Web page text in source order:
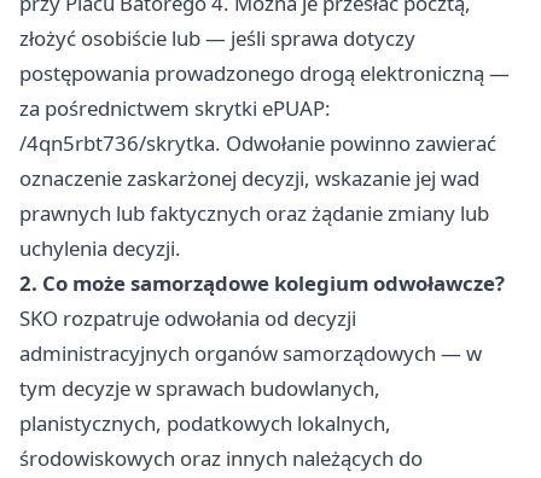
złożyć osobiście lub — jeśli sprawa dotyczy
postępowania prowadzonego drogą elektroniczną —
za pośrednictwem skrytki ePUAP:
/4qn5rbt736/skrytka. Odwołanie powinno zawierać
oznaczenie zaskarżonej decyzji, wskazanie jej wad
prawnych lub faktycznych oraz żądanie zmiany lub
uchylenia decyzji.
2. Co może samorządowe kolegium odwoławcze?
SKO rozpatruje odwołania od decyzji
administracyjnych organów samorządowych — w
tym decyzje w sprawach budowlanych,
planistycznych, podatkowych lokalnych,
środowiskowych oraz innych należących do